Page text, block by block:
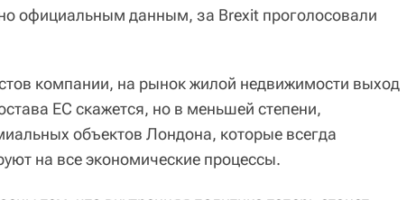
официальным данным, за Brexit проголосовали
компании, на рынок жилой недвижимости выход
ЕС скажется, но в меньшей степени,
объектов Лондона, которые всегда
на все экономические процессы.